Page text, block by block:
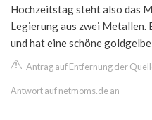
Hochzeitstag steht also das
Legierung aus zwei Metallen.
und hat eine schöne
Antrag auf Entfernung der
Antwort auf netmoms.de an